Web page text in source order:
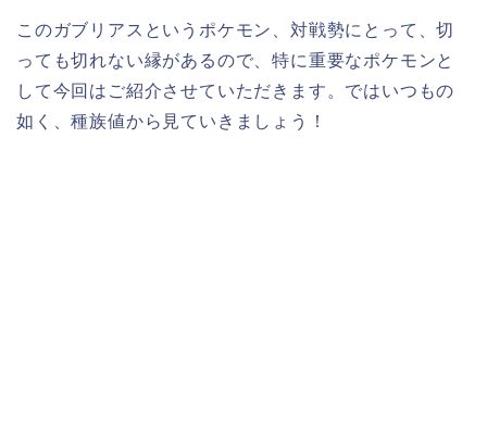
このガブリアスというポケモン、対戦勢にとって、切
っても切れない縁があるので、特に重要なポケモンと
して今回はご紹介させていただきます。ではいつもの
如く、種族値から見ていきましょう！